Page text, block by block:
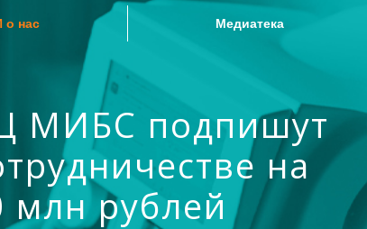
о нас Медиатека
МИБС подпишут
на
млн рублей